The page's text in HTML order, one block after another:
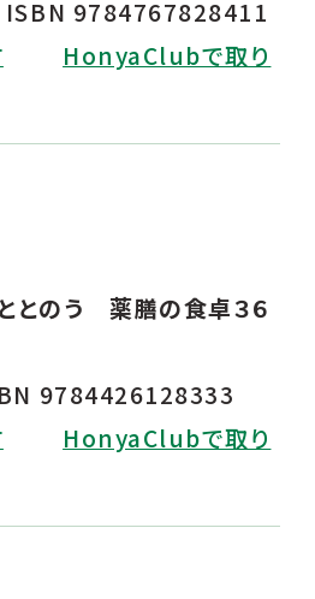
ISBN 9784767828411
HonyaClubで取り
ととのう 薬膳の食卓３６
9784426128333
HonyaClubで取り